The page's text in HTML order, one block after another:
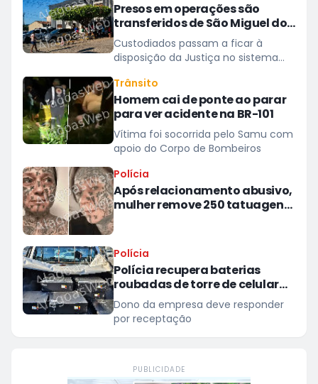
Presos em operações são
transferidos de São Miguel dos
Campos para presídios
Custodiados passam a ficar à
disposição da Justiça no sistema
Trânsito
Homem cai de ponte ao parar
para ver acidente na BR-101
Vítima foi socorrida pelo Samu com
apoio do Corpo de Bombeiros
Polícia
Após relacionamento abusivo,
mulher remove 250 tatuagens
Polícia
Polícia recupera baterias
roubadas de torre de celular
em provedor de internet em
Teotônio Vilela
Dono da empresa deve responder
por receptação
PUBLICIDADE